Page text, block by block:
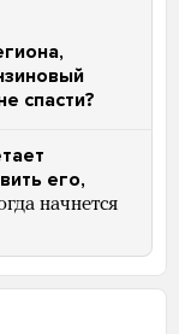
спасти?
его,
начнется